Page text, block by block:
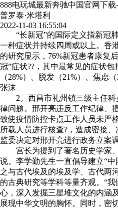
888电玩城最新奔驰中国官网下载
普罗泰·米塔利
2022-11-03 16:55:04
“长新冠”的国际定义指新冠
一种症状并持续四周或以上。香
的研究显示，76%新冠患者康复
冠”症状??，其中最常见的症状
（28%）、脱发（21%）、焦虑
张沫
2。西昌市礼州镇三级主任科
律问题。邢开亮违反工作纪律、
致使疫情防控卡点工作人员未严
所载人员进行核查?，造成密接
监委决定对邢开亮进行政务立案
宫长为提到了著名历史学家
说。李学勤先生一直倡导建立“
之与古代埃及的埃及学、古代两
的古典研究等学科等量齐观。“
心，深入发掘三星堆文化的内涵
展现中华文明的胸怀。同时，密